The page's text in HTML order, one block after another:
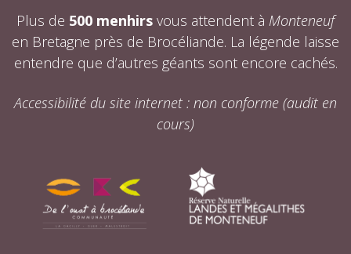
Plus de 500 menhirs vous attendent à Monteneuf
en Bretagne près de Brocéliande. La légende laisse
entendre que d’autres géants sont encore cachés.
Accessibilité du site internet : non conforme (audit en
cours)